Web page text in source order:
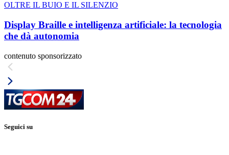
OLTRE IL BUIO E IL SILENZIO
Display Braille e intelligenza artificiale: la tecnologia
che dà autonomia
contenuto sponsorizzato
Seguici su